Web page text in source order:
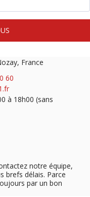
France
60
à 18h00 (sans
notre équipe,
brefs délais. Parce
par un bon